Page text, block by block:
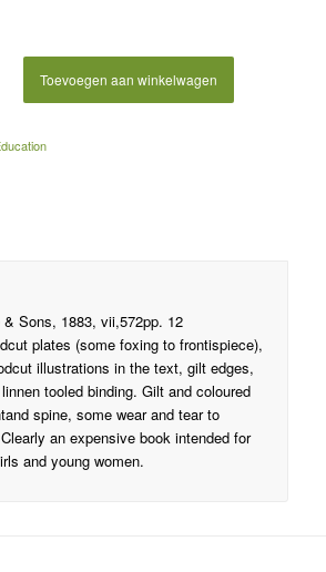
Toevoegen aan winkelwagen
& Sons, 1883, vii,572pp. 12
plates (some foxing to frontispiece),
illustrations in the text, gilt edges,
tooled binding. Gilt and coloured
spine, some wear and tear to
an expensive book intended for
and young women.